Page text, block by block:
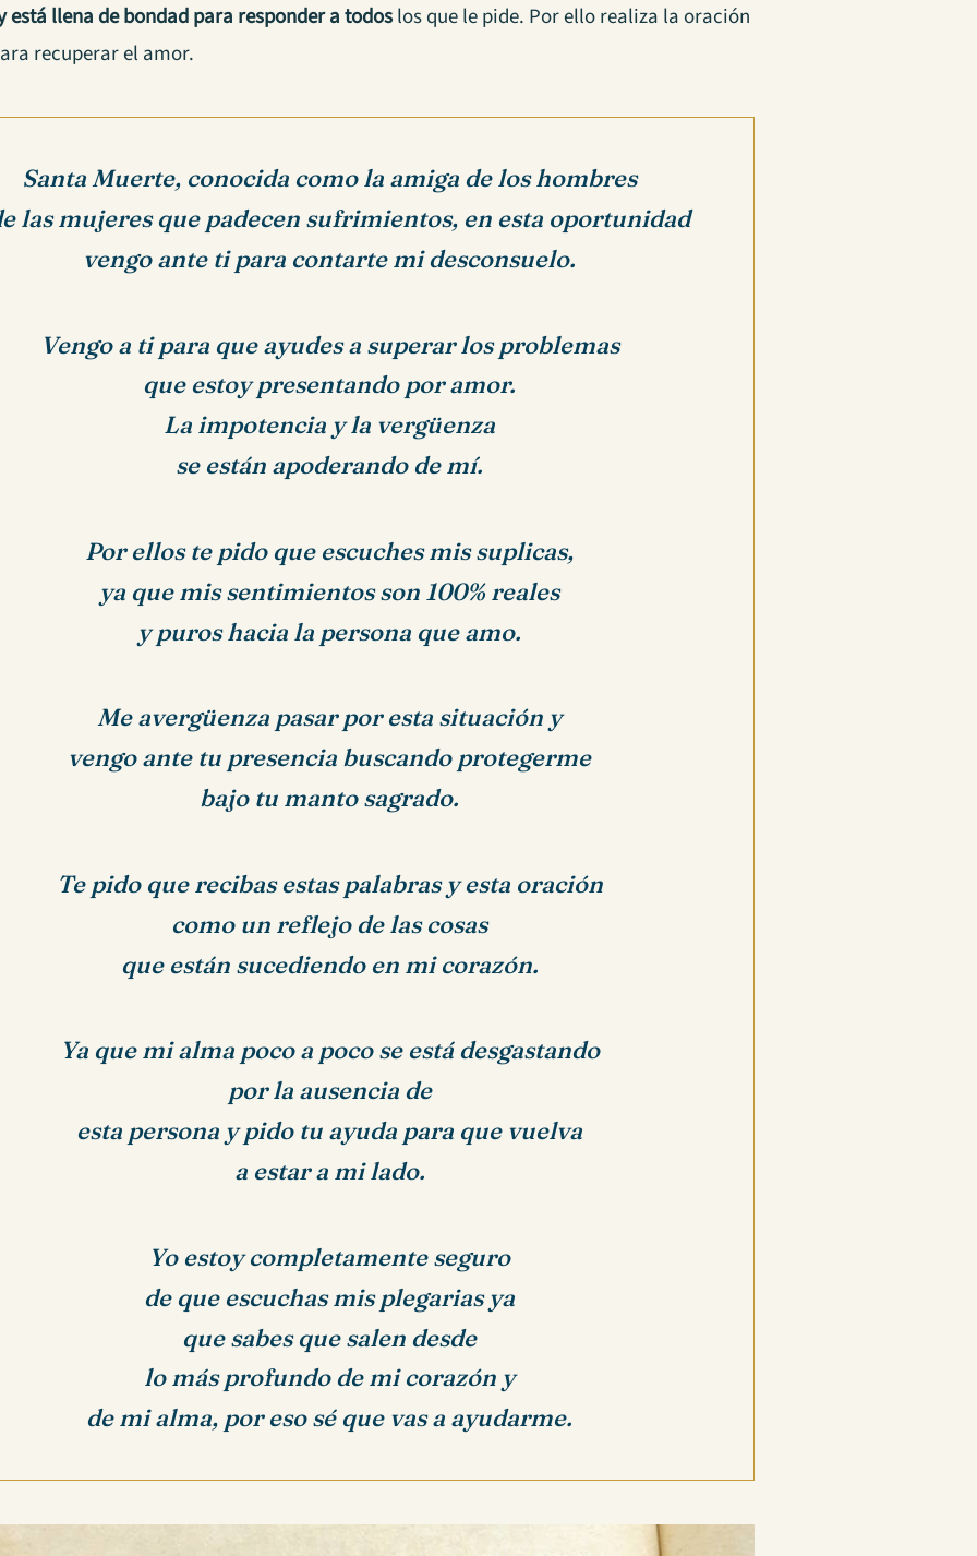
está llena de bondad para responder a todoslos que le pide. Por ello realiza la oración
recuperar el amor.
Santa Muerte, conocida como la amiga de los hombres
las mujeres que padecen sufrimientos, en esta oportunidad
vengo ante ti para contarte mi desconsuelo.
Vengo a ti para que ayudes a superar los problemas
que estoy presentando por amor.
La impotencia y la vergüenza
se están apoderando de mí.
Por elloste pido que escuches mis suplicas,
ya que mis sentimientos son 100% reales
y puros hacia la persona que amo.
Me avergüenza pasar por esta situación y
vengo ante tu presencia buscando protegerme
bajo tu manto sagrado.
Te pido que recibas estas palabras y esta oración
como un reflejo de las cosas
que están sucediendo en mi corazón.
Ya que mi alma poco a poco se está desgastando
por la ausencia de
esta persona y pido tu ayuda para que vuelva
a estar a mi lado.
Yo estoycompletamente seguro
de que escuchas mis plegarias ya
que sabes que salen desde
lo más profundo de mi corazón y
de mi alma, por eso sé que vas a ayudarme.